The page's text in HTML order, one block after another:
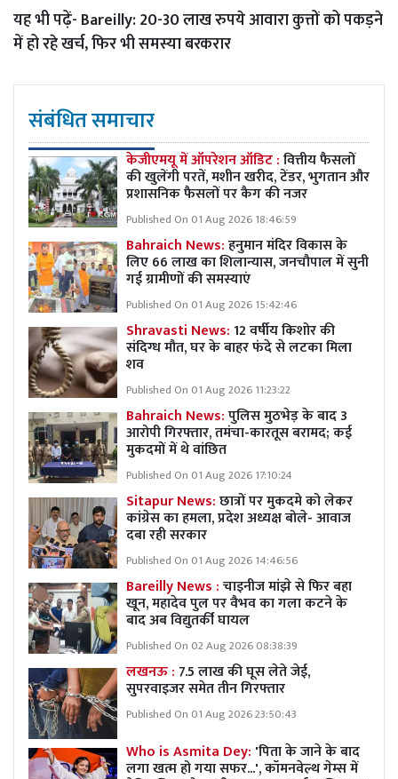
यह भी पढ़ें- Bareilly: 20-30 लाख रुपये आवारा कुत्तों को पकड़ने
में हो रहे खर्च, फिर भी समस्या बरकरार
संबंधित समाचार
केजीएमयू में ऑपरेशन ऑडिट :वित्तीय फैसलों
की खुलेंगी परतें, मशीन खरीद, टेंडर, भुगतान और
प्रशासनिक फैसलों पर कैग की नजर
Published On 01 Aug 2026 18:46:59
Bahraich News:हनुमान मंदिर विकास के
लिए 66 लाख का शिलान्यास, जनचौपाल में सुनी
गई ग्रामीणों की समस्याएं
Published On 01 Aug 2026 15:42:46
Shravasti News:12 वर्षीय किशोर की
संदिग्ध मौत, घर के बाहर फंदे से लटका मिला
शव
Published On 01 Aug 2026 11:23:22
Bahraich News:पुलिस मुठभेड़ के बाद 3
आरोपी गिरफ्तार, तमंचा-कारतूस बरामद; कई
मुकदमों में थे वांछित
Published On 01 Aug 2026 17:10:24
Sitapur News:छात्रों पर मुकदमे को लेकर
कांग्रेस का हमला, प्रदेश अध्यक्ष बोले- आवाज
दबा रही सरकार
Published On 01 Aug 2026 14:46:56
Bareilly News :चाइनीज मांझे से फिर बहा
खून, महादेव पुल पर वैभव का गला कटने के
बाद अब विद्युतर्की घायल
Published On 02 Aug 2026 08:38:39
लखनऊ : 7.5 लाख की घूस लेते जेई,
सुपरवाइजर समेत तीन गिरफ्तार
Published On 01 Aug 2026 23:50:43
Who is Asmita Dey: 'पिता के जाने के बाद
लगा खत्म हो गया सफर...', कॉमनवेल्थ गेम्स में